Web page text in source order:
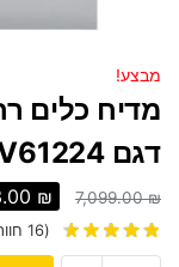
מבצע!
דגם GV61224
7,099.00₪
₪
(
16